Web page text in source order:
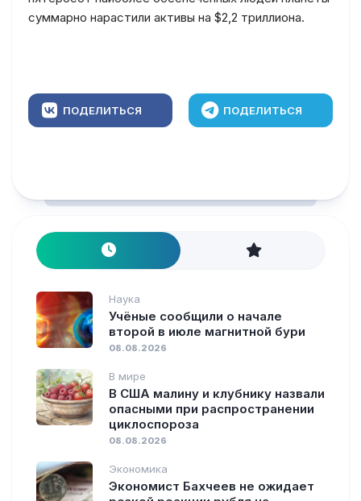
суммарно нарастили активы на $2,2 триллиона.
ПОДЕЛИТЬСЯ ПОДЕЛИТЬСЯ
Наука
Учёные сообщили о начале
второй в июле магнитной бури
08.08.2026
В мире
В США малину и клубнику назвали
опасными при распространении
циклоспороза
08.08.2026
Экономика
Экономист Бахчеев не ожидает